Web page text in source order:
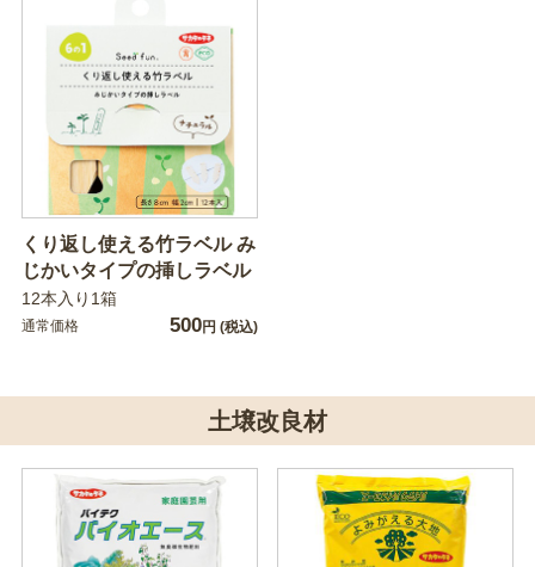
くり返し使える竹ラベル み
じかいタイプの挿しラベル
12本入り1箱
通常価格 500円 (税込)
土壌改良材